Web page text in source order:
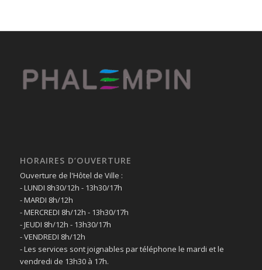
HORAIRES D’OUVERTURE
Ouverture de l'Hôtel de Ville :
- LUNDI 8h30/12h - 13h30/17h
- MARDI 8h/12h
- MERCREDI 8h/12h - 13h30/17h
- JEUDI 8h/12h - 13h30/17h
- VENDREDI 8h/12h
- Les services sont joignables par téléphone le mardi et le
vendredi de 13h30 à 17h.